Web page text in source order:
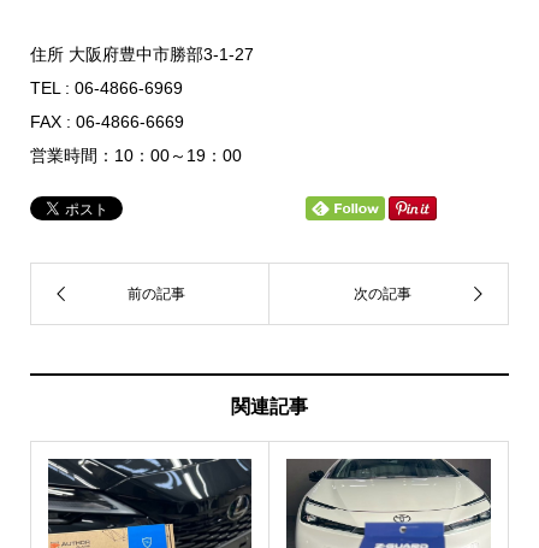
住所 大阪府豊中市勝部3-1-27
TEL : 06-4866-6969
FAX : 06-4866-6669
営業時間：10：00～19：00
関連記事